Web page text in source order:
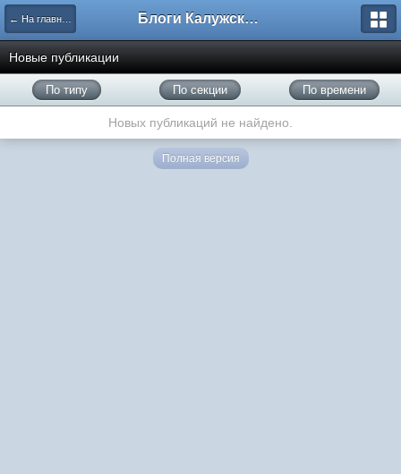
← На главную Блоги Калужского перекрестка
Новые публикации
По типу По секции По времени
Новых публикаций не найдено.
Полная версия